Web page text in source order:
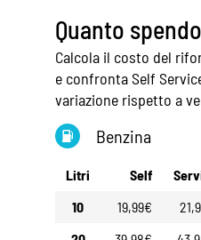
Quanto
Calcola il costo del
e confronta Self
variazione rispetto a
Benzina
Litri Self
10
19,99€